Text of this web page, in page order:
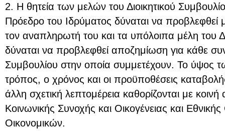
2. Η θητεία των μελών του Διοικητικού
Πρόεδρο του Ιδρύματος δύναται να προβλεφθεί
τον αναπληρωτή του και τα υπόλοιπα μέλη του
δύναται να προβλεφθεί αποζημίωση για κάθε
Συμβουλίου στην οποία συμμετέχουν. Το ύψος
τρόπος, ο χρόνος και οι προϋποθέσεις
άλλη σχετική λεπτομέρεια καθορίζονται με
Κοινωνικής Συνοχής και Οικογένειας και Εθνικής
Οικονομικών.